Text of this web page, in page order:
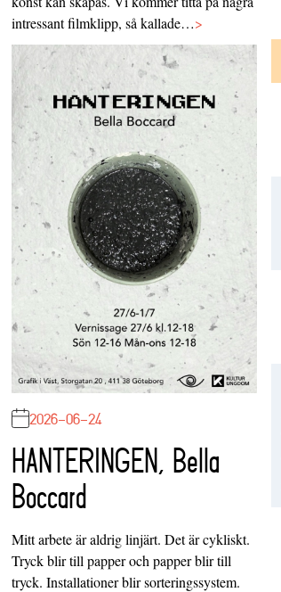
intressant filmklipp, så kallade…>
2026-06-24
HANTERINGEN, Bella
Boccard
Mitt arbete är aldrig linjärt. Det är cykliskt.
Tryck blir till papper och papper blir till
tryck. Installationer blir sorteringssystem.